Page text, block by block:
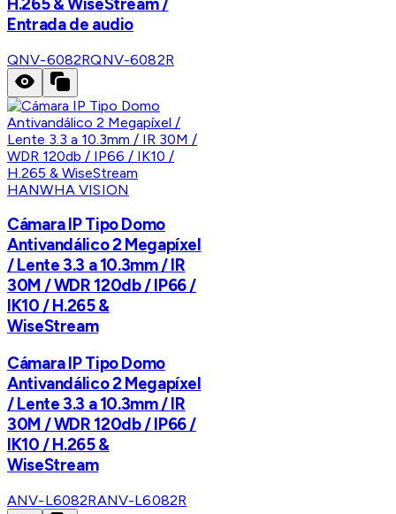
Entrada de audio
QNV-6082RQNV-6082R
HANWHA VISION
Cámara IP Tipo Domo
Antivandálico 2 Megapíxel
/ Lente 3.3 a 10.3mm / IR
30M / WDR 120db / IP66 /
IK10 / H.265 &
WiseStream
Cámara IP Tipo Domo
Antivandálico 2 Megapíxel
/ Lente 3.3 a 10.3mm / IR
30M / WDR 120db / IP66 /
IK10 / H.265 &
WiseStream
ANV-L6082RANV-L6082R